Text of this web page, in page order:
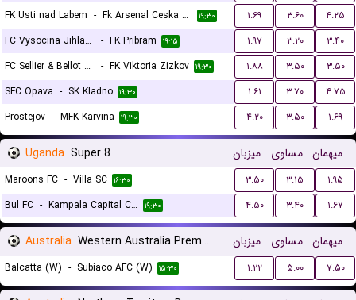
FK Usti nad Labem - Fk Arsenal Ceska Lipa ۱۹:۳۰ ۱.۶۹ ۳.۶۰
۴.۲۵
FC Vysocina Jihlava
- FK Pribram ۱۹:۱۵ ۱.۹۷ ۳.۲۰
۳.۴۰
FC Sellier & Bellot Vlasim
- FK Viktoria Zizkov ۱۹:۳۰ ۱.۸۸ ۳.۵۰
۳.۵۰
SFC Opava - SK Kladno ۱۹:۳۰ ۱.۶۱ ۳.۷۰
۴.۷۵
Prostejov - MFK Karvina ۱۹:۳۰ ۴.۲۰ ۳.۵۰ ۱.۶۹
Uganda Super 8 میزبان مساوی میهمان
Maroons FC - Villa SC ۱۶:۳۰ ۳.۵۰ ۳.۱۵
۱.۹۵
Bul FC - Kampala Capital City ۱۹:۳۰ ۴.۵۰ ۳.۴۰ ۱.۶۷
Australia Western Australia Premier League Women میزبان مساوی میهمان
Balcatta (W) - Subiaco AFC (W) ۱۵:۳۰ ۱.۲۲ ۵.۰۰ ۷.۵۰